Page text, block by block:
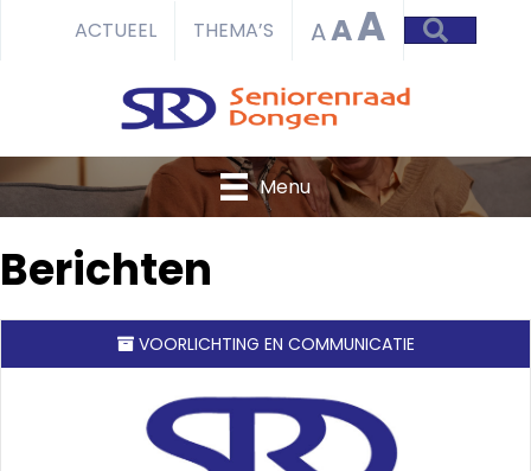
ACTUEEL THEMA’S AAA
Menu
Berichten
VOORLICHTING EN COMMUNICATIE